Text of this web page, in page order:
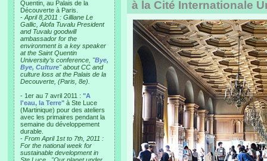
Quentin, au Palais de la
Découverte à Paris.
- April 8,2011 : Gilliane Le
Gallic, Alofa Tuvalu President
and Tuvalu goodwill
ambassador for the
environment is a key speaker
at the Saint Quentin
University’s conference, "Bye,
Bye, Culture" about CC and
culture loss at the Palais de la
Decouverte, (Paris, 8e).
- 1er au 7 avril 2011 : "A
l'eau, la Terre" à Ste Luce
(Martinique) pour des ateliers
avec les primaires pendant la
semaine du développement
durable.
- From April 1st to 7th, 2011 :
For the national week for
sustainable development in
à la Cité Internationale